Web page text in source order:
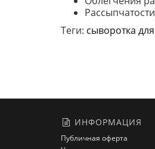
Теги: сыворотка
ИНФОРМАЦИЯ
Публичная оферта